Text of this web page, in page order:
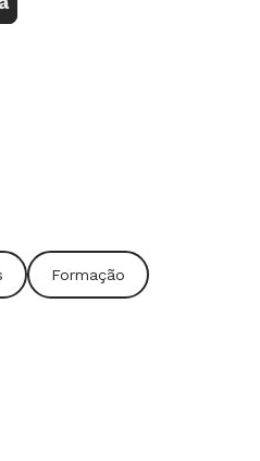
Formação